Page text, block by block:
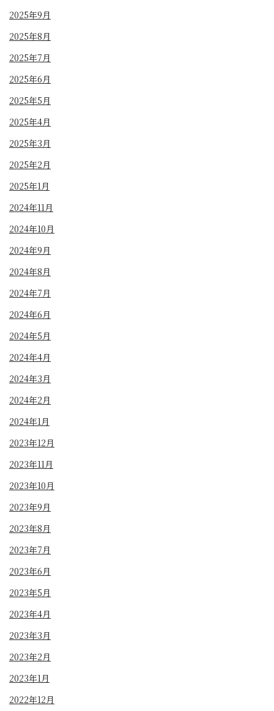
2025年9月
2025年8月
2025年7月
2025年6月
2025年5月
2025年4月
2025年3月
2025年2月
2025年1月
2024年11月
2024年10月
2024年9月
2024年8月
2024年7月
2024年6月
2024年5月
2024年4月
2024年3月
2024年2月
2024年1月
2023年12月
2023年11月
2023年10月
2023年9月
2023年8月
2023年7月
2023年6月
2023年5月
2023年4月
2023年3月
2023年2月
2023年1月
2022年12月